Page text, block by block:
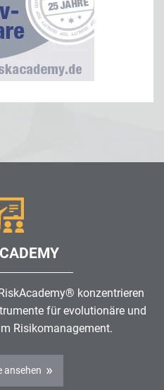
konzentrieren
für evolutionäre und
Risikomanagement.
ansehen